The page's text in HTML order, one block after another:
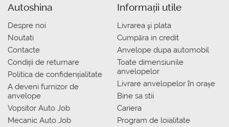
Autoshina
Despre noi
Noutati
Contacte
Condiții de returnare
Politica de confidențialitate
A deveni furnizor de
anvelope
Vopsitor Auto Job
Mecanic Auto Job
Informații utile
Livrarea şi plata
Сumpăra in credit
Anvelope dupa automobil
Toate dimensiunile
anvelopelor
Livrare anvelopelor în orașe
Bine sa stii
Cariera
Program de loialitate